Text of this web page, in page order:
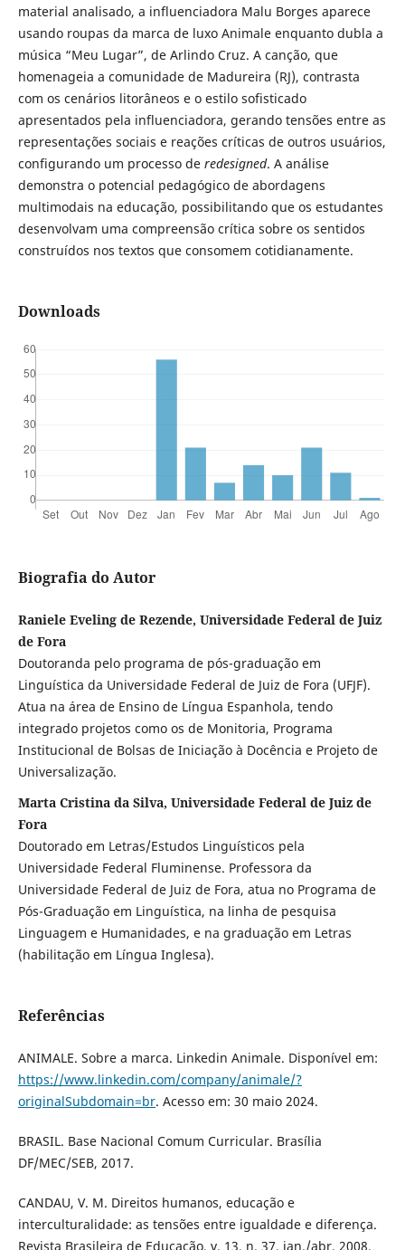
material analisado, a influenciadora Malu Borges aparece
usando roupas da marca de luxo Animale enquanto dubla a
música “Meu Lugar”, de Arlindo Cruz. A canção, que
homenageia a comunidade de Madureira (RJ), contrasta
com os cenários litorâneos e o estilo sofisticado
apresentados pela influenciadora, gerando tensões entre as
representações sociais e reações críticas de outros usuários,
configurando um processo de redesigned. A análise
demonstra o potencial pedagógico de abordagens
multimodais na educação, possibilitando que os estudantes
desenvolvam uma compreensão crítica sobre os sentidos
construídos nos textos que consomem cotidianamente.
Downloads
Biografia do Autor
Raniele Eveling de Rezende, Universidade Federal de Juiz
de Fora
Doutoranda pelo programa de pós-graduação em
Linguística da Universidade Federal de Juiz de Fora (UFJF).
Atua na área de Ensino de Língua Espanhola, tendo
integrado projetos como os de Monitoria, Programa
Institucional de Bolsas de Iniciação à Docência e Projeto de
Universalização.
Marta Cristina da Silva, Universidade Federal de Juiz de
Fora
Doutorado em Letras/Estudos Linguísticos pela
Universidade Federal Fluminense. Professora da
Universidade Federal de Juiz de Fora, atua no Programa de
Pós-Graduação em Linguística, na linha de pesquisa
Linguagem e Humanidades, e na graduação em Letras
(habilitação em Língua Inglesa).
Referências
ANIMALE. Sobre a marca. Linkedin Animale. Disponível em:
https://www.linkedin.com/company/animale/?
originalSubdomain=br. Acesso em: 30 maio 2024.
BRASIL. Base Nacional Comum Curricular. Brasília
DF/MEC/SEB, 2017.
CANDAU, V. M. Direitos humanos, educação e
interculturalidade: as tensões entre igualdade e diferença.
Revista Brasileira de Educação, v. 13, n. 37, jan./abr. 2008.